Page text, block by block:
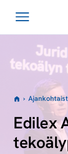
Avaa
valikko
›
Edilex